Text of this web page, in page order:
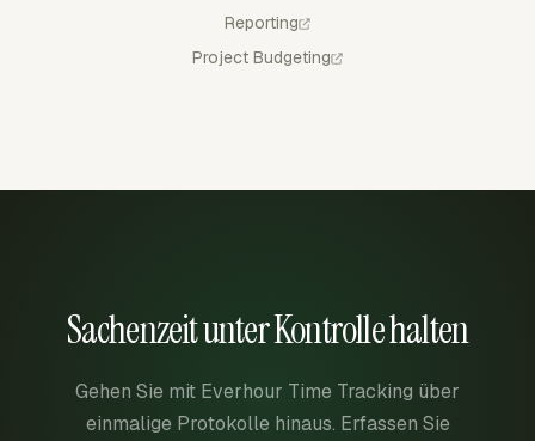
Reporting
Project Budgeting
Sachenzeit unter Kontrolle halten
Gehen Sie mit Everhour Time Tracking über
einmalige Protokolle hinaus. Erfassen Sie